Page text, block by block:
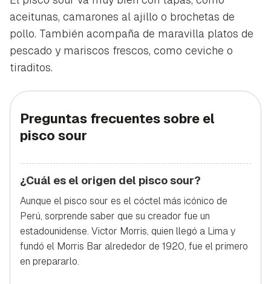
aceitunas, camarones al ajillo o brochetas de
pollo. También acompaña de maravilla platos de
pescado y mariscos frescos, como ceviche o
tiraditos.
Preguntas frecuentes sobre el
pisco sour
¿Cuál es el origen del pisco sour?
Aunque el pisco sour es el cóctel más icónico de
Perú, sorprende saber que su creador fue un
estadounidense. Victor Morris, quien llegó a Lima y
fundó el Morris Bar alrededor de 1920, fue el primero
en prepararlo.